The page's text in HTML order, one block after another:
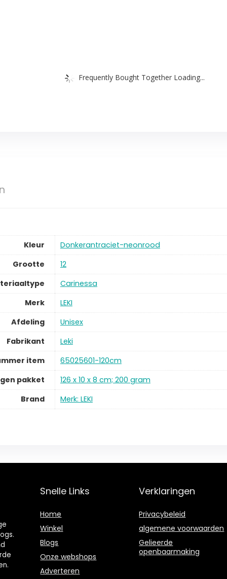
Frequently Bought Together Loading...
Kleur
Donkerantraciet-neonrood
Grootte
12
Carinessa
Merk
LEKI
Afdeling
Unisex
Fabrikant
Leki
item
65025601-120cm
pakket
126 x 10 x 8 cm; 200 gram
Brand
Merk: LEKI
Snelle Links
Home
Winkel
Blogs
Onze webshops
Adverteren
Verklaringen
Privacybeleid
algemene voorwaarden
Gelieerde
openbaarmaking